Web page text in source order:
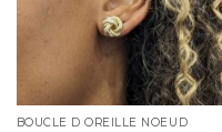
BOUCLE D OREILLE NOEUD